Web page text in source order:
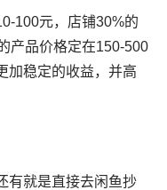
100元，店铺30%的
产品价格定在150-500
加稳定的收益，并高
有就是直接去闲鱼抄